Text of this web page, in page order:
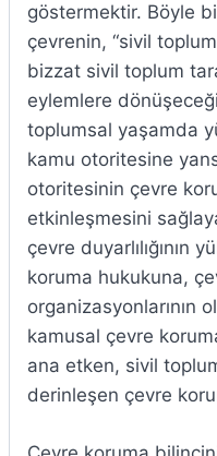
göstermektir. Böyle
çevrenin, “sivil
bizzat sivil toplum
eylemlere
toplumsal yaşamda
kamu otoritesine
otoritesinin çevre
etkinleşmesini
çevre duyarlılığının
koruma hukukuna,
organizasyonlarının
kamusal çevre
ana etken, sivil
derinleşen çevre